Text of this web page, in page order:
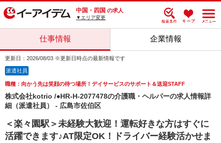
中国・四国 の求人
▼エリア変更
仕事情報 企業情報
更新日：2026/08/03 ※更新日時点の最新情報です
派遣社員
職種：向かう先は笑顔の待つ場所！デイサービスのサポート＆送迎STAFF
株式会社kotrio /●HR-H-2077478の介護職・ヘルパーの求人情報詳
細（派遣社員） - 広島市佐伯区
＜楽々園駅＞未経験大歓迎！運転好きな方はすぐに
活躍できます♪AT限定OK！ドライバー経験活かせま